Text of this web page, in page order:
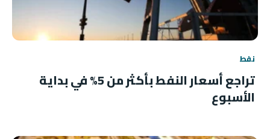
نفط
تراجع أسعار النفط بأكثر من 5% في بداية
الأسبوع